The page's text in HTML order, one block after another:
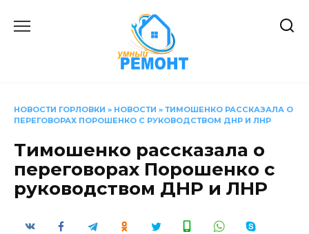
НОВОСТИ ГОРЛОВКИ » НОВОСТИ » ТИМОШЕНКО РАССКАЗАЛА О
ПЕРЕГОВОРАХ ПОРОШЕНКО С РУКОВОДСТВОМ ДНР И ЛНР
Тимошенко рассказала о
переговорах Порошенко с
руководством ДНР и ЛНР